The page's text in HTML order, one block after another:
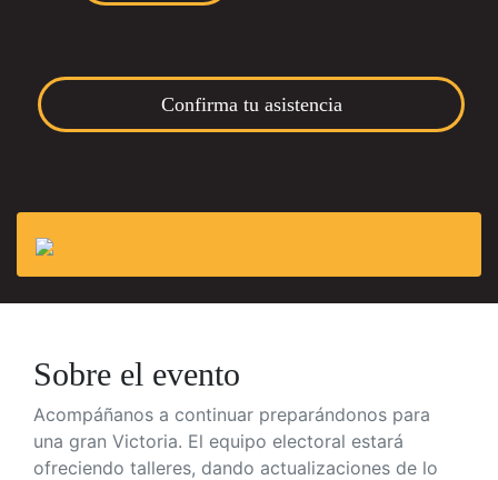
Confirma tu asistencia
Sobre el evento
Acompáñanos a continuar preparándonos para
una gran Victoria. El equipo electoral estará
ofreciendo talleres, dando actualizaciones de lo